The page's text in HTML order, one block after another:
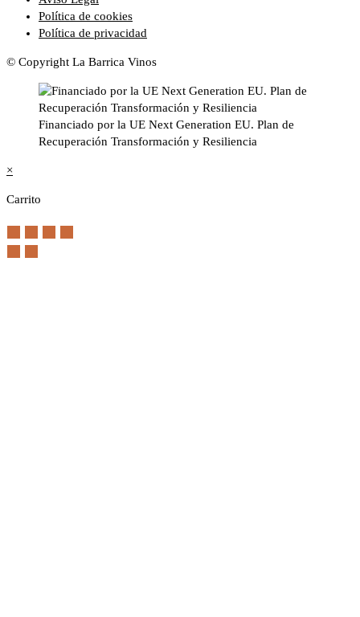
Política de cookies
Política de privacidad
© Copyright La Barrica Vinos
Financiado por la UE Next Generation EU. Plan de
Recuperación Transformación y Resiliencia
×
Carrito